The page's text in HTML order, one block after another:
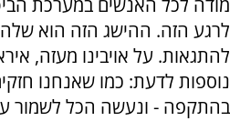
מודה לכל האנשים במערכת
לרגע הזה. ההישג הזה הוא
להתגאות. על אויבינו מעזה,
נוספות לדעת: כמו שאנחנו
בהתקפה - ונעשה הכל לשמור